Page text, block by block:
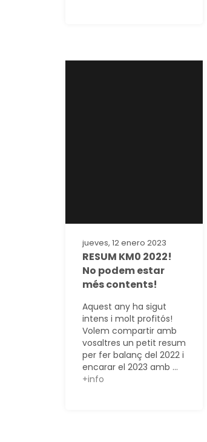
jueves, 12 enero 2023
RESUM KM0 2022!
No podem estar
més contents!
Aquest any ha sigut
intens i molt profitós!
Volem compartir amb
vosaltres un petit resum
per fer balanç del 2022 i
encarar el 2023 amb ...
+info